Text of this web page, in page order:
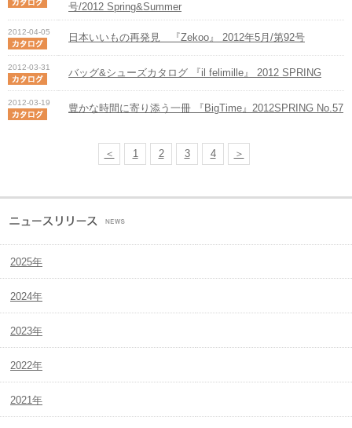
号/2012 Spring&Summer
2012-04-05 日本いいもの再発見 『Zekoo』 2012年5月/第92号
2012-03-31 バッグ&シューズカタログ 『il felimille』 2012 SPRING
2012-03-19 豊かな時間に寄り添う一冊 『BigTime』2012SPRING No.57
＜ 1 2 3 4 ＞
2025年
2024年
2023年
2022年
2021年